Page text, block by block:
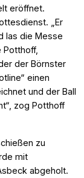
eröffnet.
„Er
las die Messe
der Börnster
einen
und der Ball
zog Potthoff
zu
mit
abgeholt.